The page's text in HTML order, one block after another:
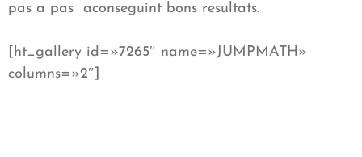
pas a pas aconseguint bons resultats.
[ht_gallery id=»7265″ name=»JUMPMATH»
columns=»2″]